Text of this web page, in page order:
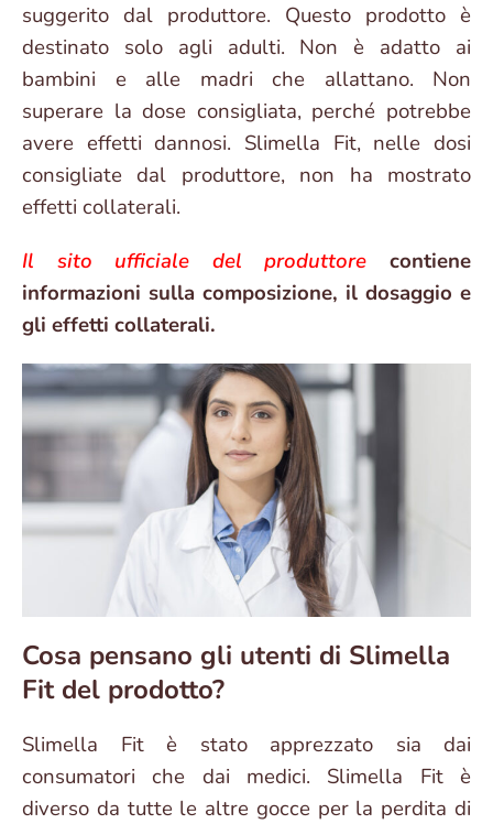
suggerito dal produttore. Questo prodotto è
destinato solo agli adulti. Non è adatto ai
bambini e alle madri che allattano. Non
superare la dose consigliata, perché potrebbe
avere effetti dannosi. Slimella Fit, nelle dosi
consigliate dal produttore, non ha mostrato
effetti collaterali.
Il sito ufficiale del produttore
contiene
informazioni sulla composizione, il dosaggio e
gli effetti collaterali.
Cosa pensano gli utenti di Slimella
Fit del prodotto?
Slimella Fit è stato apprezzato sia dai
consumatori che dai medici. Slimella Fit è
diverso da tutte le altre gocce per la perdita di